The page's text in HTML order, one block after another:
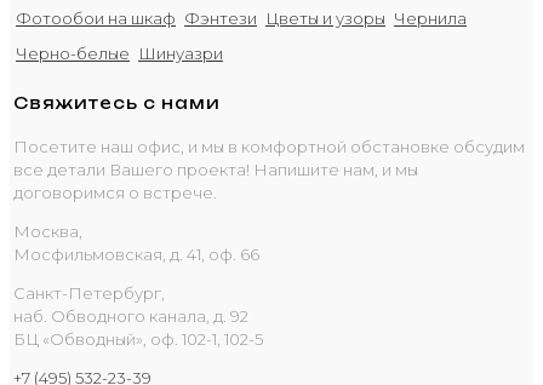
Фотообои на шкаф Фэнтези Цветы и узоры Чернила
Черно-белые
Шинуазри
Свяжитесь с нами
Посетите наш офис, и мы в комфортной обстановке обсудим
все детали Вашего проекта! Напишите нам, и мы
договоримся о встрече.
Москва,
Мосфильмовская, д. 41, оф. 66
Санкт-Петербург,
наб. Обводного канала, д. 92
БЦ «Обводный», оф. 102-1, 102-5
+7 (495) 532-23-39